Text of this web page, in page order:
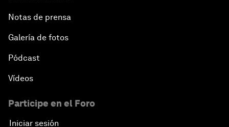
Notas de prensa
Galería de fotos
Pódcast
Vídeos
Participe en el Foro
Iniciar sesión